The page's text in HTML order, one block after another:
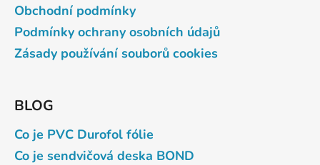
Obchodní podmínky
Podmínky ochrany osobních údajů
Zásady používání souborů cookies
BLOG
Co je PVC Durofol fólie
Co je sendvičová deska BOND